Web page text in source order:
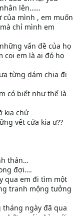
lên……
của mình , em muốn
chỉ mình em
vấn đề của họ
coi em là ai đó họ
từng dám chia đi
có biết như thế là
kia chứ
vết cứa kia ư??
thản…
đợi….
qua em đi tìm một
tranh mộng tưởng
tháng ngày đã qua